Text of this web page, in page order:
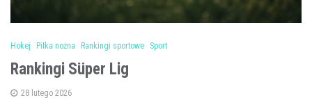
Hokej Piłka nożna Rankingi sportowe Sport
Rankingi Süper Lig
28 lutego 2026